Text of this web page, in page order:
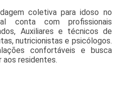
coletiva para idoso no
conta com profissionais
Auxiliares e técnicos de
nutricionistas e psicólogos.
confortáveis e busca
residentes.